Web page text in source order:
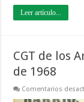
Leer artículo...
CGT de los
de 1968
Comentarios